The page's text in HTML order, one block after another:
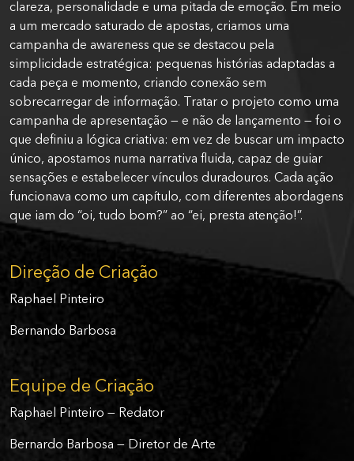
clareza, personalidade e uma pitada de emoção. Em meio
a um mercado saturado de apostas, criamos uma
campanha de awareness que se destacou pela
simplicidade estratégica: pequenas histórias adaptadas a
cada peça e momento, criando conexão sem
sobrecarregar de informação. Tratar o projeto como uma
campanha de apresentação — e não de lançamento — foi o
que definiu a lógica criativa: em vez de buscar um impacto
único, apostamos numa narrativa fluida, capaz de guiar
sensações e estabelecer vínculos duradouros. Cada ação
funcionava como um capítulo, com diferentes abordagens
que iam do “oi, tudo bom?” ao “ei, presta atenção!”.
Direção de Criação
Raphael Pinteiro
Bernando Barbosa
Equipe de Criação
Raphael Pinteiro — Redator
Bernardo Barbosa — Diretor de Arte